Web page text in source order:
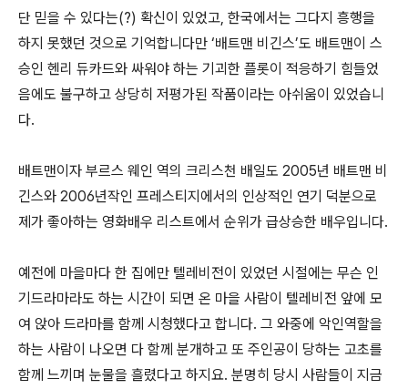
단 믿을 수 있다는(?) 확신이 있었고, 한국에서는 그다지 흥행을
하지 못했던 것으로 기억합니다만 ‘배트맨 비긴스’도 배트맨이 스
승인 헨리 듀카드와 싸워야 하는 기괴한 플롯이 적응하기 힘들었
음에도 불구하고 상당히 저평가된 작품이라는 아쉬움이 있었습니
다.
배트맨이자 부르스 웨인 역의 크리스천 배일도 2005년 배트맨 비
긴스와 2006년작인 프레스티지에서의 인상적인 연기 덕분으로
제가 좋아하는 영화배우 리스트에서 순위가 급상승한 배우입니다.
예전에 마을마다 한 집에만 텔레비전이 있었던 시절에는 무슨 인
기드라마라도 하는 시간이 되면 온 마을 사람이 텔레비전 앞에 모
여 앉아 드라마를 함께 시청했다고 합니다. 그 와중에 악인역할을
하는 사람이 나오면 다 함께 분개하고 또 주인공이 당하는 고초를
함께 느끼며 눈물을 흘렸다고 하지요. 분명히 당시 사람들이 지금